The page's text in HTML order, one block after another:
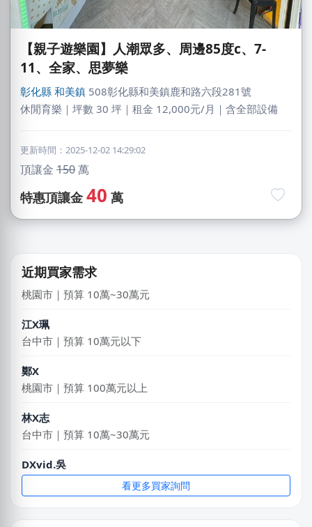
【親子遊樂園】人潮眾多、周邊85度c、7-
11、全家、思夢樂
彰化縣 和美鎮 508彰化縣和美鎮鹿和路六段281號
休閒育樂｜坪數 30 坪｜租金 12,000元/月｜含全部設備
更新時間：2025-12-02 14:29:02
頂讓金 150萬
特惠頂讓金 40 萬
近期買家需求
丁X臨
新北市｜預算 30萬~50萬元
游X姐
林X羽
台中市｜預算 10萬元以下
鄭X
桃園市｜預算 100萬元以上
林X志
台中市｜預算 10萬~30萬元
新北市｜預算 10萬~30萬元
看更多買家詢問